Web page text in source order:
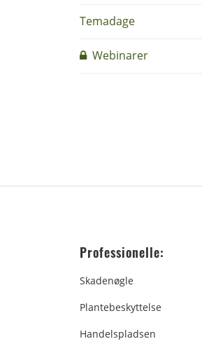
Temadage
Webinarer
Professionelle:
Skadenøgle
Plantebeskyttelse
Handelspladsen